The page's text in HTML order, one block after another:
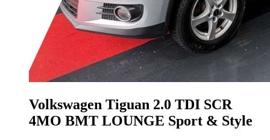
Volkswagen Tiguan 2.0 TDI SCR
4MO BMT LOUNGE Sport & Style